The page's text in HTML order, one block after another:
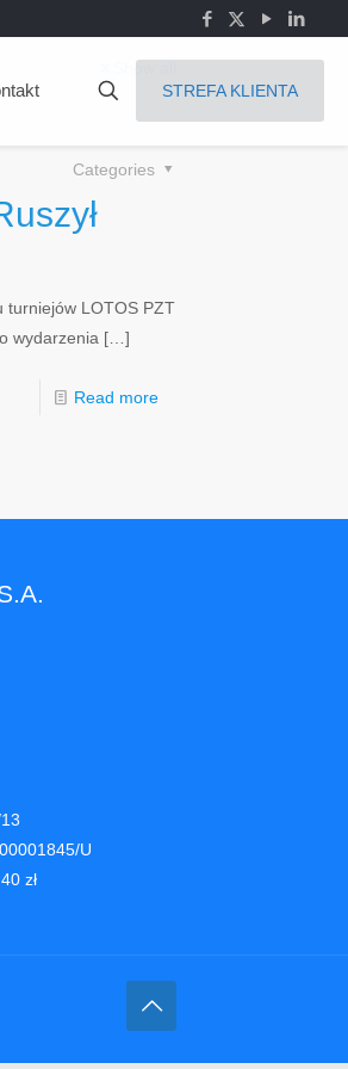
STREFA KLIENTA
Categories
turniejów LOTOS PZT
wydarzenia […]
Read more
U
zł